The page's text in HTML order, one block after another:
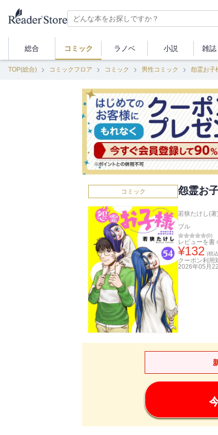
総合 コミック ラノベ 小説 雑誌
TOP(総合) コミックフロア コミック 男性コミック 怨霊お子
コミック 怨霊お
若狭たけし(著
ブル
(0)
レビューを書
¥132 (税
クーポン利用
2026年05月